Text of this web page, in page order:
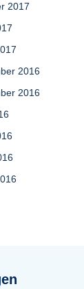
2017
2016
2016